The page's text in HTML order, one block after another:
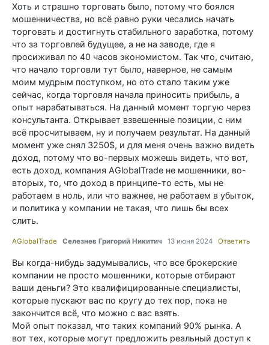
Хоть и страшно торговать было, потому что боялся
мошенничества, но всё равно руки чесались начать
торговать и достигнуть стабильного заработка, потому
что за торговлей будущее, а не на заводе, где я
просиживал по 40 часов экономистом. Так что, считаю,
что начало торговли тут было, наверное, не самым
моим мудрым поступком, но ото стало таким уже
сейчас, когда торговля начала приносить прибыль, а
опыт нарабатываться. На данный момент торгую через
консультанта. Открывает взвешенные позиции, с ним
всё просчитываем, ну и получаем результат. На данный
момент уже снял 3250$, и для меня очень важно видеть
доход, потому что во-первых можешь видеть, что вот,
есть доход, компания AGlobalTrade не мошенники, во-
вторых, то, что доход в принципе-то есть, мы не
работаем в ноль, или что важнее, не работаем в убыток,
и политика у компании не такая, что лишь бы всех
слить.
AGlobalTrade Селезнев Григорий Никитич 13 июня 2024 Ответить
Вы когда-нибудь задумывались, что все брокерские
компании не просто мошенники, которые отбирают
ваши деньги? Это квалифицированные специалисты,
которые пускают вас по кругу до тех пор, пока не
закончится всё, что можно с вас взять.
Мой опыт показал, что таких компаний 90% рынка. А
вот тех, которые могут предложить реальный доступ к